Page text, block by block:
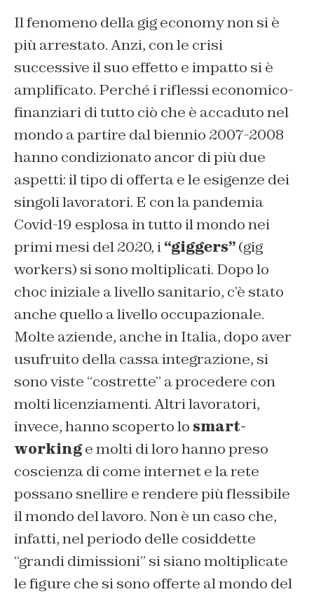
Il fenomeno della gig economy non si è
più arrestato. Anzi, con le crisi
successive il suo effetto e impatto si è
amplificato. Perché i riflessi economico-
finanziari di tutto ciò che è accaduto nel
mondo a partire dal biennio 2007-2008
hanno condizionato ancor di più due
aspetti: il tipo di offerta e le esigenze dei
singoli lavoratori. E con la pandemia
Covid-19 esplosa in tutto il mondo nei
primi mesi del 2020, i“giggers”(gig
workers) si sono moltiplicati. Dopo lo
choc iniziale a livello sanitario, c’è stato
anche quello a livello occupazionale.
Molte aziende, anche in Italia, dopo aver
usufruito della cassa integrazione, si
sono viste “costrette” a procedere con
molti licenziamenti. Altri lavoratori,
invece, hanno scoperto lo smart-
workinge molti di loro hanno preso
coscienza di come internet e la rete
possano snellire e rendere più flessibile
il mondo del lavoro. Non è un caso che,
infatti, nel periodo delle cosiddette
“grandi dimissioni” si siano moltiplicate
le figure che si sono offerte al mondo del